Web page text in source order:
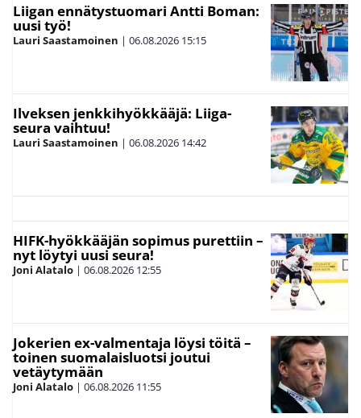
Liigan ennätystuomari Antti Boman:
uusi työ!
Lauri Saastamoinen | 06.08.2026 15:15
Ilveksen jenkkihyökkääjä: Liiga-
seura vaihtuu!
Lauri Saastamoinen | 06.08.2026 14:42
HIFK-hyökkääjän sopimus purettiin –
nyt löytyi uusi seura!
Joni Alatalo | 06.08.2026 12:55
Jokerien ex-valmentaja löysi töitä –
toinen suomalaisluotsi joutui
vetäytymään
Joni Alatalo | 06.08.2026 11:55